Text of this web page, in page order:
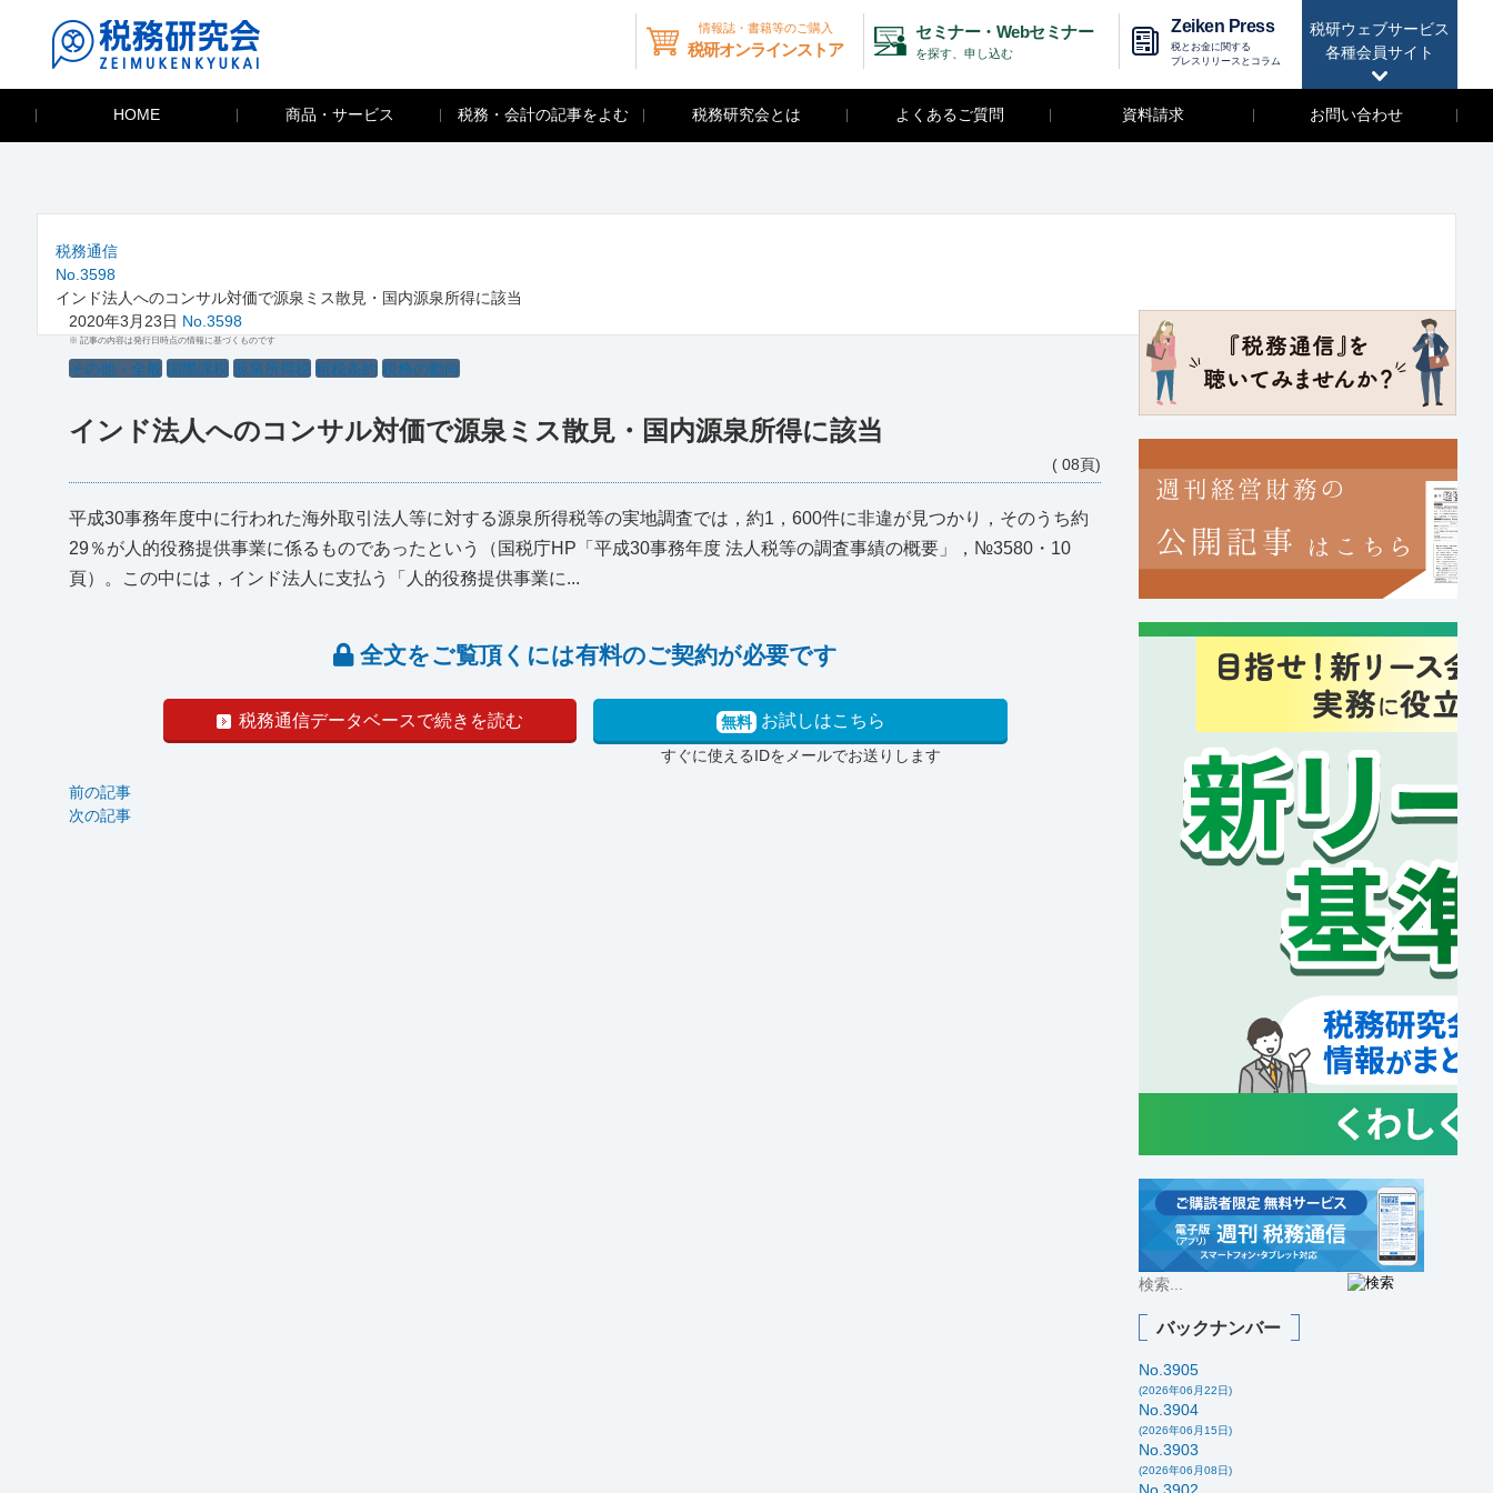
税研ウェブサービス
各種会員サイト
情報誌・書籍等のご購入
税研オンラインストア
セミナー・Webセミナー
を探す、申し込む
Zeiken Press
税とお金に関する
プレスリリースとコラム
HOME 商品・サービス 税務・会計の記事をよむ 税務研究会とは よくあるご質問 資料請求 お問い合わせ
税務通信
No.3598
インド法人へのコンサル対価で源泉ミス散見・国内源泉所得に該当
2020年3月23日 No.3598
※ 記事の内容は発行日時点の情報に基づくものです
その他・全般 国際課税 源泉所得税 租税条約 税務の動向
インド法人へのコンサル対価で源泉ミス散見・国内源泉所得に該当
( 08頁)
平成30事務年度中に行われた海外取引法人等に対する源泉所得税等の実地調査では，約1，600件に非違が見つかり，そのうち約
29％が人的役務提供事業に係るものであったという（国税庁HP「平成30事務年度 法人税等の調査事績の概要」，№3580・10
頁）。この中には，インド法人に支払う「人的役務提供事業に...
全文をご覧頂くには有料のご契約が必要です
税務通信データベースで続きを読む 無料 お試しはこちら
すぐに使えるIDをメールでお送りします
前の記事
次の記事
バックナンバー
No.3905
(2026年06月22日)
No.3904
(2026年06月15日)
No.3903
(2026年06月08日)